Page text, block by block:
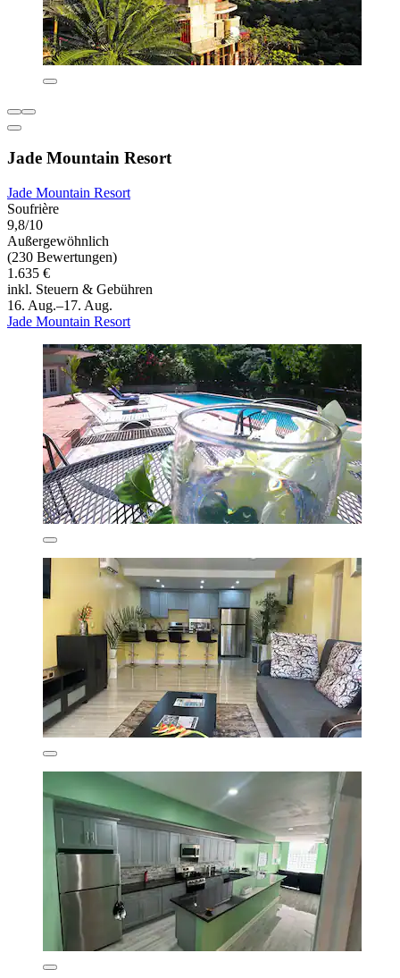
Jade Mountain Resort
Jade Mountain Resort
Soufrière
9,8/10
Außergewöhnlich
(230 Bewertungen)
1.635 €
inkl. Steuern & Gebühren
16. Aug.–17. Aug.
Jade Mountain Resort